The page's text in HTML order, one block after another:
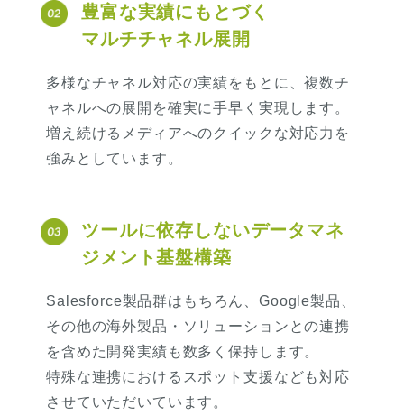
豊富な実績にもとづく
マルチチャネル展開
多様なチャネル対応の実績をもとに、複数チ
ャネルへの展開を確実に手早く実現します。
増え続けるメディアへのクイックな対応力を
強みとしています。
ツールに依存しないデータマネ
ジメント基盤構築
Salesforce製品群はもちろん、Google製品、
その他の海外製品・ソリューションとの連携
を含めた開発実績も数多く保持します。
特殊な連携におけるスポット支援なども対応
させていただいています。